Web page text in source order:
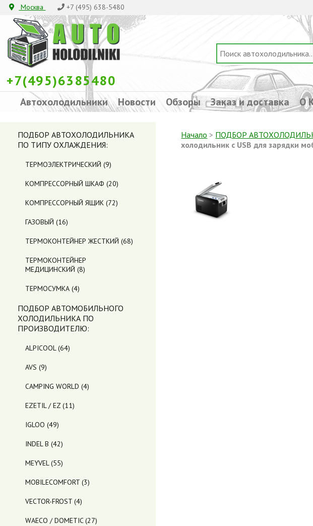
Москва +7 (495) 638-5480
+7(495)6385480
Автохолодильники Новости Обзоры Заказ и доставка О
ПОДБОР АВТОХОЛОДИЛЬНИКА
ПО ТИПУ ОХЛАЖДЕНИЯ:
ТЕРМОЭЛЕКТРИЧЕСКИЙ (9)
КОМПРЕССОРНЫЙ ШКАФ (20)
КОМПРЕССОРНЫЙ ЯЩИК (72)
ГАЗОВЫЙ (16)
ТЕРМОКОНТЕЙНЕР ЖЕСТКИЙ (68)
ТЕРМОКОНТЕЙНЕР
МЕДИЦИНСКИЙ (8)
ТЕРМОСУМКА (4)
ПОДБОР АВТОМОБИЛЬНОГО
ХОЛОДИЛЬНИКА ПO
ПРОИЗВОДИТЕЛЮ:
ALPICOOL(64)
AVS (9)
CAMPING WORLD (4)
EZETIL / EZ (11)
IGLOO (49)
INDEL B (42)
MEYVEL(55)
MOBILECOMFORT (3)
VECTOR-FROST (4)
WAECO / DOMETIC(27)
Начало > ПОДБОР
холодильник с USB для зарядки